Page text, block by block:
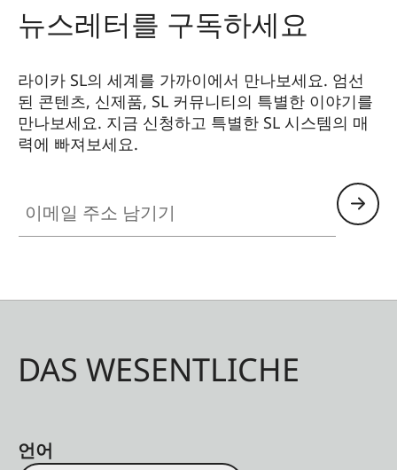
뉴스레터를 구독하세요
라이카 SL의 세계를 가까이에서 만나보세요. 엄선
된 콘텐츠, 신제품, SL 커뮤니티의 특별한 이야기를
만나보세요. 지금 신청하고 특별한 SL 시스템의 매
력에 빠져보세요.
DAS WESENTLICHE
언어